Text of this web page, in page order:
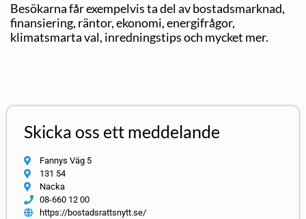
Besökarna får exempelvis ta del av bostadsmarknad,
finansiering, räntor, ekonomi, energifrågor,
klimatsmarta val, inredningstips och mycket mer.
Skicka oss ett meddelande
Fannys Väg 5
131 54
Nacka
08-660 12 00
https://bostadsrattsnytt.se/